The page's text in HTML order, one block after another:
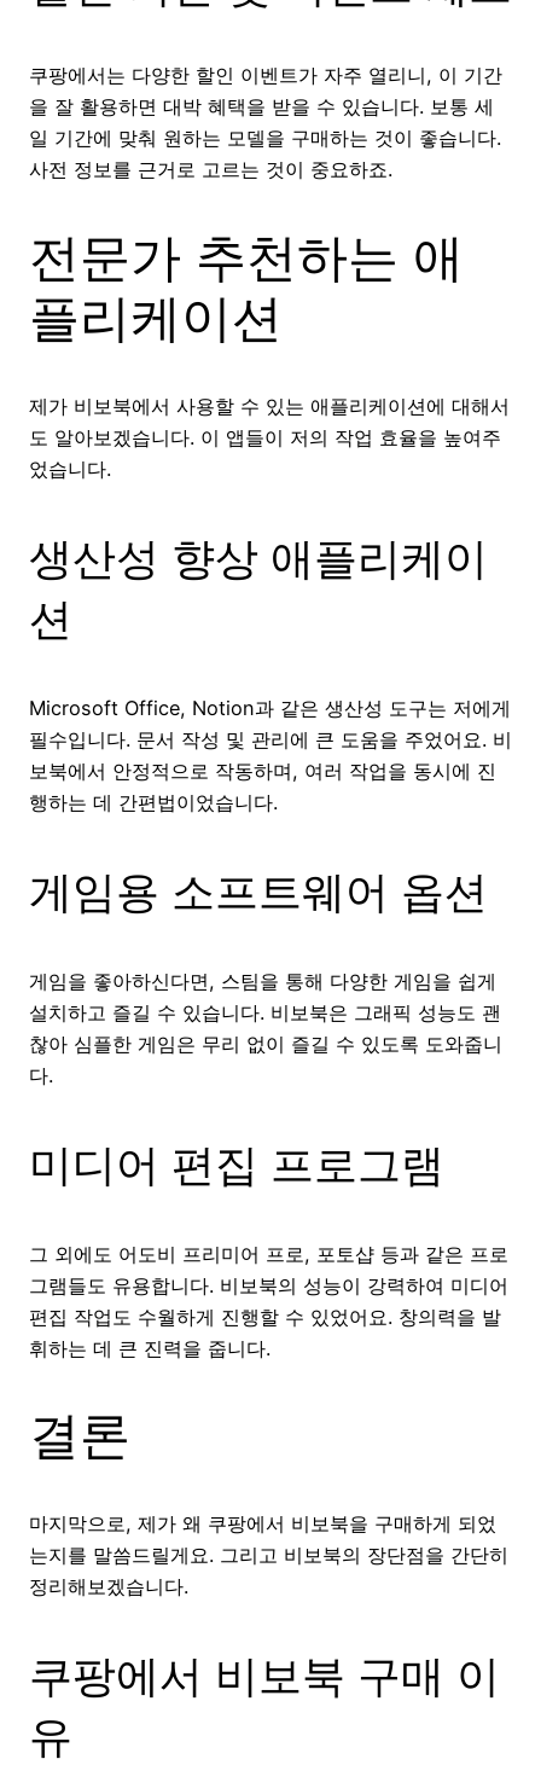
쿠팡에서는 다양한 할인 이벤트가 자주 열리니, 이 기간
을 잘 활용하면 대박 혜택을 받을 수 있습니다. 보통 세
일 기간에 맞춰 원하는 모델을 구매하는 것이 좋습니다.
사전 정보를 근거로 고르는 것이 중요하죠.
전문가 추천하는 애
플리케이션
제가 비보북에서 사용할 수 있는 애플리케이션에 대해서
도 알아보겠습니다. 이 앱들이 저의 작업 효율을 높여주
었습니다.
생산성 향상 애플리케이
션
Microsoft Office, Notion과 같은 생산성 도구는 저에게
필수입니다. 문서 작성 및 관리에 큰 도움을 주었어요. 비
보북에서 안정적으로 작동하며, 여러 작업을 동시에 진
행하는 데 간편법이었습니다.
게임용 소프트웨어 옵션
게임을 좋아하신다면, 스팀을 통해 다양한 게임을 쉽게
설치하고 즐길 수 있습니다. 비보북은 그래픽 성능도 괜
찮아 심플한 게임은 무리 없이 즐길 수 있도록 도와줍니
다.
미디어 편집 프로그램
그 외에도 어도비 프리미어 프로, 포토샵 등과 같은 프로
그램들도 유용합니다. 비보북의 성능이 강력하여 미디어
편집 작업도 수월하게 진행할 수 있었어요. 창의력을 발
휘하는 데 큰 진력을 줍니다.
결론
마지막으로, 제가 왜 쿠팡에서 비보북을 구매하게 되었
는지를 말씀드릴게요. 그리고 비보북의 장단점을 간단히
정리해보겠습니다.
쿠팡에서 비보북 구매 이
유